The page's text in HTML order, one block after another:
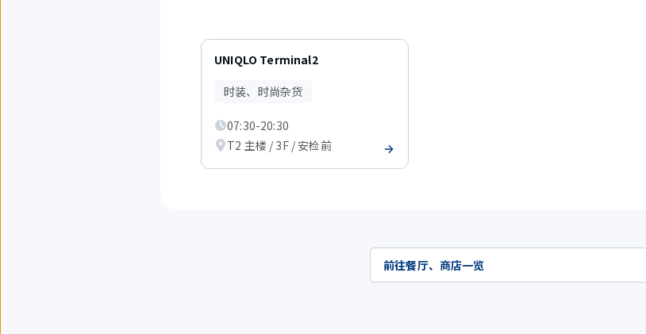
1
件
UNIQLO Terminal2
时装、时尚杂货
07:30-20:30
T2 主楼 / 3F / 安检前
前往餐厅、商店一览